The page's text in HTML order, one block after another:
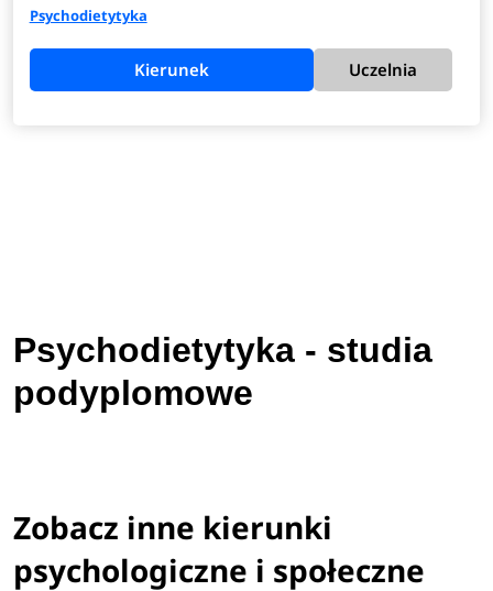
Psychodietytyka
Kierunek Uczelnia
Psychodietytyka - studia
podyplomowe
Zobacz inne kierunki
psychologiczne i społeczne